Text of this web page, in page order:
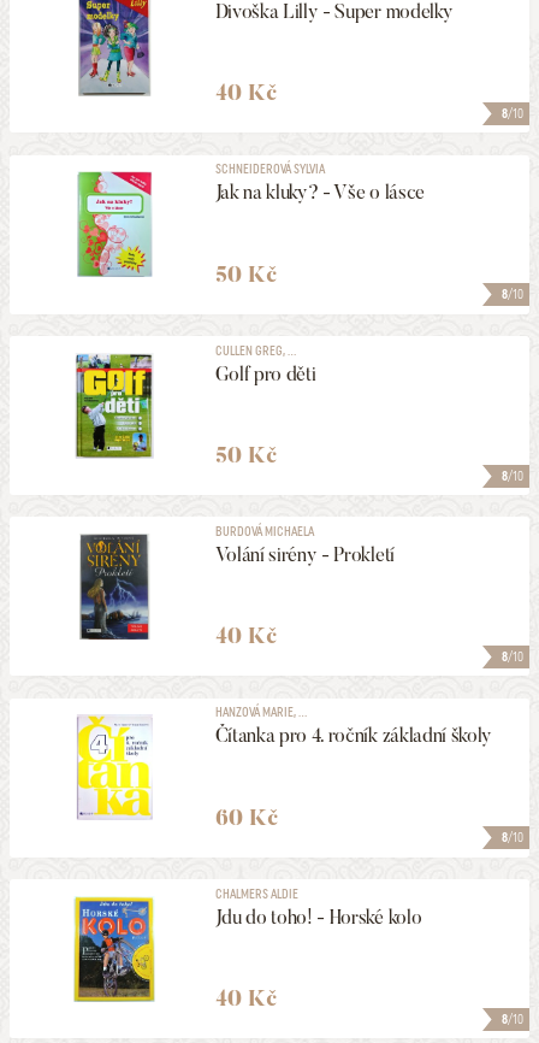
8/10
Divoška Lilly - Super modelky
40 Kč
8/10
SCHNEIDEROVÁ SYLVIA
Jak na kluky? - Vše o lásce
50 Kč
8/10
CULLEN GREG, ...
Golf pro děti
50 Kč
8/10
BURDOVÁ MICHAELA
Volání sirény - Prokletí
40 Kč
8/10
HANZOVÁ MARIE, ...
Čítanka pro 4. ročník základní školy
60 Kč
8/10
CHALMERS ALDIE
Jdu do toho! - Horské kolo
40 Kč